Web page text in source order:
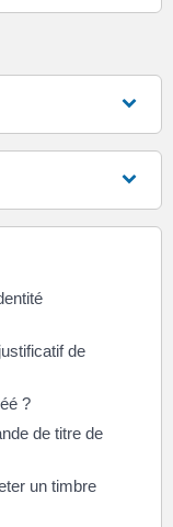
de
?
de titre de
un timbre